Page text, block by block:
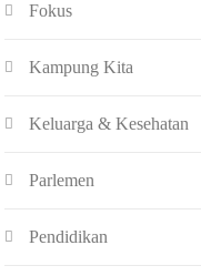
Fokus
Kampung Kita
Keluarga & Kesehatan
Parlemen
Pendidikan